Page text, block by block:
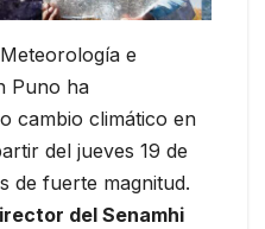
e
Puno ha
cambio climático en
del jueves 19 de
de fuerte magnitud.
del Senamhi